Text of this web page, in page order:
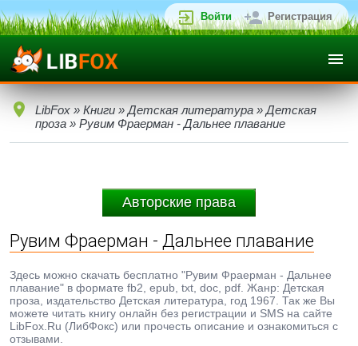
Войти Регистрация
LibFox » Книги » Детская литература » Детская
проза » Рувим Фраерман - Дальнее плавание
Авторские права
Рувим Фраерман - Дальнее плавание
Здесь можно скачать бесплатно "Рувим Фраерман - Дальнее
плавание" в формате fb2, epub, txt, doc, pdf. Жанр: Детская
проза, издательство Детская литература, год 1967. Так же Вы
можете читать книгу онлайн без регистрации и SMS на сайте
LibFox.Ru (ЛибФокс) или прочесть описание и ознакомиться с
отзывами.